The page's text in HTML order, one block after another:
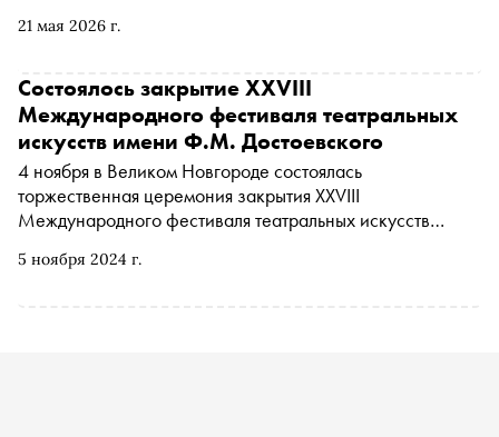
21 мая 2026 г.
5 ноября 2024 г.
Состоялось закрытие XXVIII
Международного фестиваля театральных
искусств имени Ф.М. Достоевского
4 ноября в Великом Новгороде состоялась
торжественная церемония закрытия XXVIII
Международного фестиваля театральных искусств